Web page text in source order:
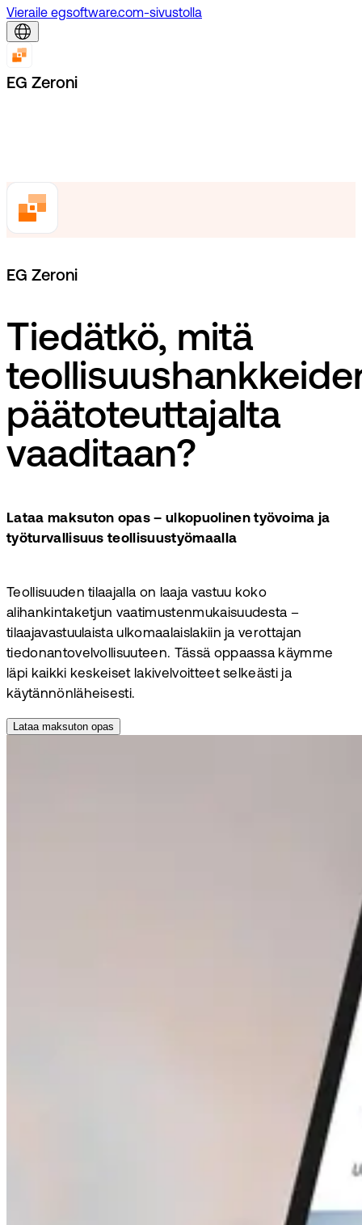
Vieraile egsoftware.com-sivustolla
EG Zeroni
EG Zeroni
Tiedätkö, mitä
päätoteuttajalta
vaaditaan?
Lataa maksuton opas – ulkopuolinen työvoima ja
työturvallisuus teollisuustyömaalla
Teollisuuden tilaajalla on laaja vastuu koko
alihankintaketjun vaatimustenmukaisuudesta –
tilaajavastuulaista ulkomaalaislakiin ja verottajan
tiedonantovelvollisuuteen. Tässä oppaassa käymme
läpi kaikki keskeiset lakivelvoitteet selkeästi ja
käytännönläheisesti.
Lataa maksuton opas